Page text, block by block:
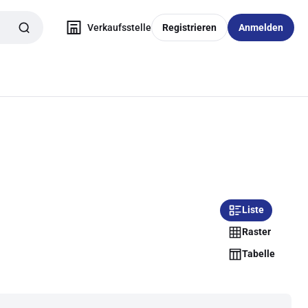
Verkaufsstelle Registrieren Anmelden
Liste
Raster
Tabelle